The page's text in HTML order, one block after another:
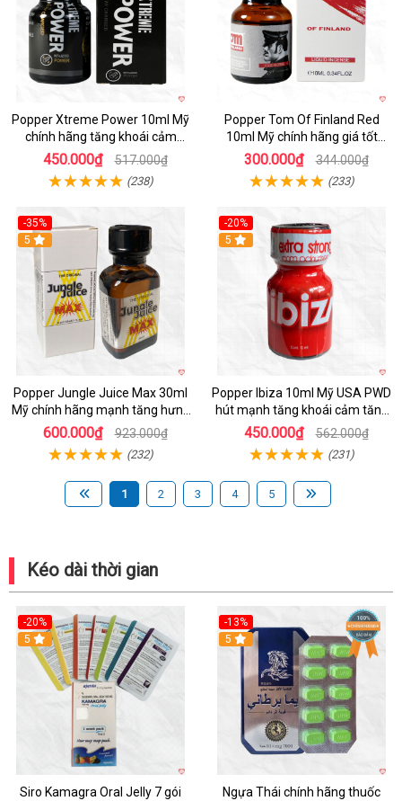
Popper Xtreme Power 10ml Mỹ
chính hãng tăng khoái cảm
mạnh mẽ
450.000₫ 517.000₫
(238)
Popper Tom Of Finland Red
10ml Mỹ chính hãng giá tốt
hương dễ chịu
300.000₫ 344.000₫
(233)
-35%
5
Popper Jungle Juice Max 30ml
Mỹ chính hãng mạnh tăng hưng
phấn nhanh
600.000₫ 923.000₫
(232)
-20%
5
Popper Ibiza 10ml Mỹ USA PWD
hút mạnh tăng khoái cảm tăng
hưng phấn nhanh
450.000₫ 562.000₫
(231)
1 2 3 4 5
Kéo dài thời gian
-20%
5
Siro Kamagra Oral Jelly 7 gói
-13%
Hot
5
Ngựa Thái chính hãng thuốc